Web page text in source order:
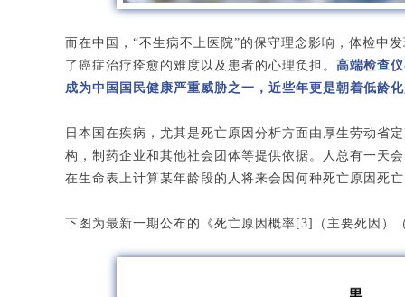
而在中国，“不生病不上医院”的保守理念影响，体检中
了癌症治疗痊愈的难度以及患者的心理负担。 高端检查
成为中国国民健康严重威胁之一，近些年更是朝着低龄
日本国在疾病，尤其是死亡原因分析方面由厚生劳动省
构，制药企业和其他社会团体等提供依据。人总有一天
在生命表上计算某年龄段的人将来会因何种死亡原因死
下图为最新一期公布的《死亡原因概率[3]（主要死因）